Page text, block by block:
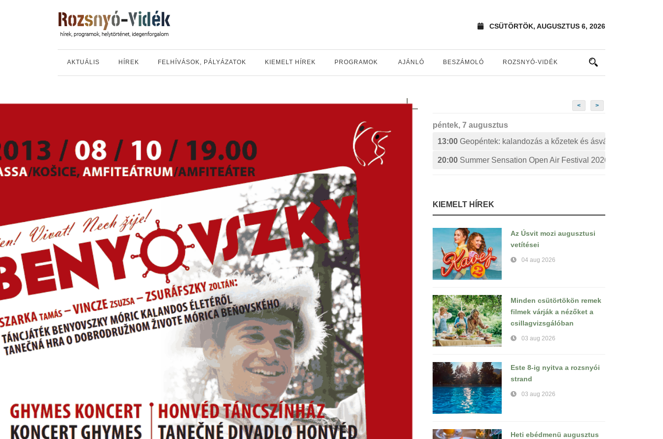
CSÜTÖRTÖK, AUGUSZTUS 6, 2026
AKTUÁLIS HÍREK FELHÍVÁSOK, PÁLYÁZATOK KIEMELT HÍREK PROGRAMOK AJÁNLÓ BESZÁMOLÓ ROZSNYÓ-VIDÉK
< >
péntek, 7 augusztus
13:00 Geopéntek: kalandozás a kőzetek és ásványok izgalmas
20:00 Summer Sensation Open Air Festival 2026:
KIEMELT HÍREK
Az Úsvit mozi augusztusi
vetítései
04 aug 2026
Minden csütörtökön remek
filmek várják a nézőket a
csillagvizsgálóban
03 aug 2026
Este 8-ig nyitva a rozsnyói
strand
03 aug 2026
Heti ebédmenü augusztus